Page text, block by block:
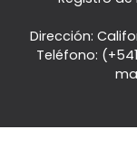
Dirección:
Teléfono: